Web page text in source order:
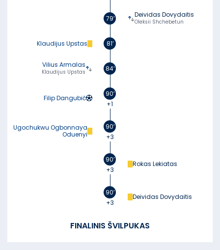
79’ Deividas Dovydaitis
Oleksii Shchebetun
Klaudijus Upstas 81’
Vilius Armalas
Klaudijus Upstas 84’
Filip Dangubič
90’
+1
Ugochukwu Ogbonnaya
Oduenyi
90’
+3
90’
+3
Rokas Lekiatas
90’
+3
Deividas Dovydaitis
FINALINIS ŠVILPUKAS